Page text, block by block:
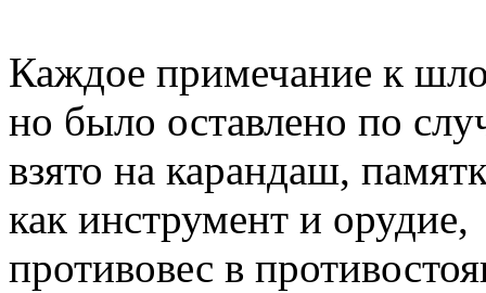
Каждое примечание к
но было оставлено по
взято на карандаш,
как инструмент и орудие,
противовес в